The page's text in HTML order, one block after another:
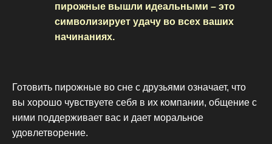
пирожные вышли идеальными – это
символизирует удачу во всех ваших
начинаниях.
Готовить пирожные во сне с друзьями означает, что
вы хорошо чувствуете себя в их компании, общение с
ними поддерживает вас и дает моральное
удовлетворение.